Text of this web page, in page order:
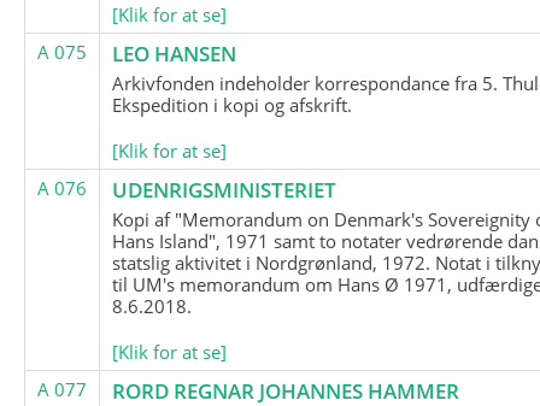
[Klik for at se]
A 075
LEO HANSEN
Arkivfonden indeholder korrespondance fra 5.
Ekspedition i kopi og afskrift.
[Klik for at se]
A 076
UDENRIGSMINISTERIET
Kopi af "Memorandum on Denmark's Sovereignity
Hans Island", 1971 samt to notater vedrørende
statslig aktivitet i Nordgrønland, 1972. Notat i
til UM's memorandum om Hans Ø 1971,
8.6.2018.
[Klik for at se]
A 077
RORD REGNAR JOHANNES HAMMER